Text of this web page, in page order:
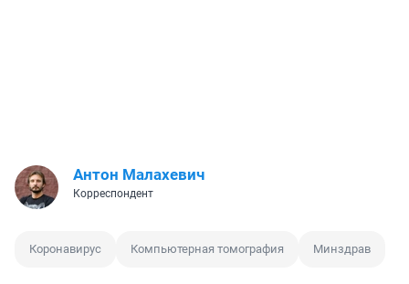
Антон Малахевич
Корреспондент
Коронавирус Компьютерная томография Минздрав